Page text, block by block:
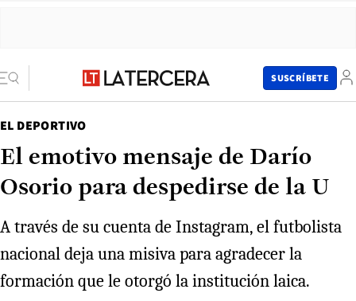
SUSCRÍBETE
EL DEPORTIVO
El emotivo mensaje de Darío
Osorio para despedirse de la U
A través de su cuenta de Instagram, el futbolista
nacional deja una misiva para agradecer la
formación que le otorgó la institución laica.